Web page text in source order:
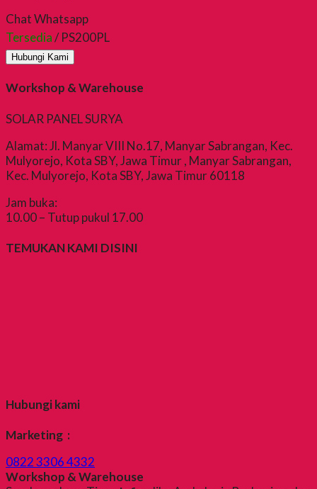
Chat Whatsapp
Tersedia/ PS200PL
Hubungi Kami
Workshop & Warehouse
SOLAR PANEL SURYA
Alamat: Jl. Manyar VIII No.17, Manyar Sabrangan, Kec.
Mulyorejo, Kota SBY, Jawa Timur , Manyar Sabrangan,
Kec. Mulyorejo, Kota SBY, Jawa Timur 60118
Jam buka:
10.00 – Tutup pukul 17.00
TEMUKAN KAMI DISINI
Hubungi kami
Marketing :
0822 3306 4332
Workshop & Warehouse